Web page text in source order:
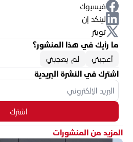
فيسبوك
لينكد إن
تويتر
ما رأيك في هذا المنشور؟
أعجبني
لم يعجبني
اشترك في النشرة البريدية
اشترك
المزيد من المنشورات